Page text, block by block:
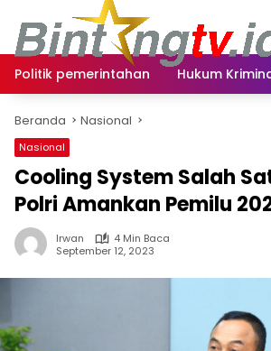
konten
Politik pemerintahan
Hukum
Beranda Nasional
Nasional
Cooling System Salah
Polri Amankan Pemilu
Irwan
4 Min Baca
September 12, 2023